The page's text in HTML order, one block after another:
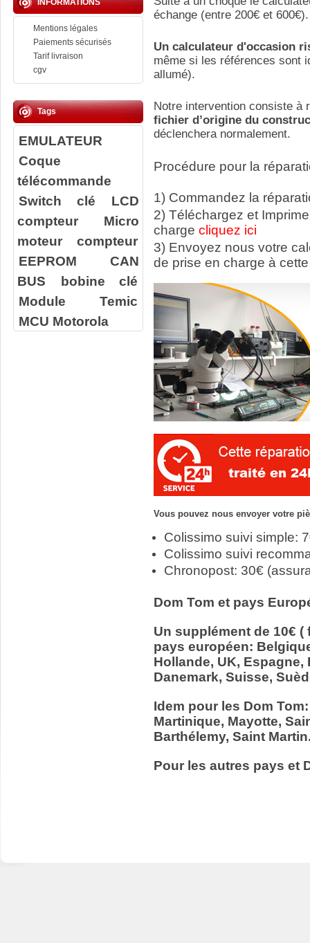
INFORMATIONS
Mentions légales
Paiements sécurisés
Tarif livraison
cgv
Tags
EMULATEUR
Coque
télécommande
Switch clé
LCD
compteur
Micro
moteur compteur
EEPROM
CAN
BUS
bobine clé
Module Temic
MCU Motorola
échange (entre 200€ et 600€).
Un calculateur d'occasion
même si les références sont
allumé).
Notre intervention consiste à r
fichier d’origine du
déclenchera normalement.
Procédure pour la
1) Commandez la
2) Téléchargez et
charge cliquez ici
3) Envoyez nous votre
de prise en charge à
Vous pouvez nous envoyer votre
Colissimo suivi simple:
Colissimo suivi
Chronopost: 30€
Dom Tom et pays
Un supplément de 10€
pays européen:
Hollande, UK,
Danemark, Suisse,
Idem pour les Dom
Martinique, Mayotte,
Barthélemy, Saint
Pour les autres pays et